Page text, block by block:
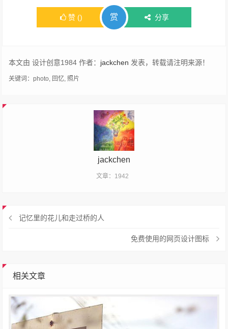
赞 () 赏 分享
本文由 设计创意1984 作者： jackchen 发表，转载请注明来源！
关键词：photo, 回忆, 照片
jackchen
文章：1942
记忆里的花儿和走过桥的人
免费使用的网页设计图标
相关文章